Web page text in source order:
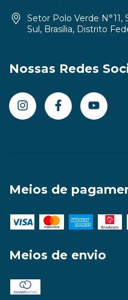
Setor Polo Verde
Sul, Brasília, Distrito
Nossas Redes
Meios de
Meios de envio